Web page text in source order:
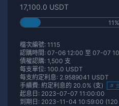
17,100.0 USDT
11%
檔次編號: 1115
認購時間: 07-06 12:00 至 07-07
債權認購: 1,500 支
每支單位: 100.0 USDT
每支約定利息: 2.9589041 USDT
手續費: 約定利息的 20.0% (支)
起息日: 2023-07-07 11:00:00
到期日: 2023-11-04 10:59:00 (120